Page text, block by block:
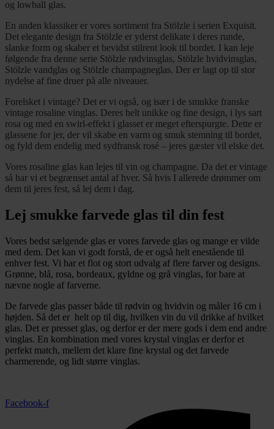
og lowball glas.
En anden klassiker er vores sortiment fra Stölzle i serien Exquisit.
Det elegante design fra Stölzle er yderst delikate i deres runde,
slanke form og skaber et bevidst stilrent look til bordet. I kan leje
følgende fra denne serie Stölzle rødvinsglas, Stölzle hvidvinsglas,
Stölzle vandglas og Stölzle champagneglas. Der er lagt op til stor
nydelse af fine druer på alle niveauer.
Forelsket i vintage? Det er vi også, og især i de smukke franske
vintage rosaline vinglas. Deres helt unikke og fine design, i lys sart
rosa og med en swirl-effekt i glasset er meget efterspurgte. Dette er
glassene for jer, der vil skabe en varm og smuk stemning til bordet,
og fyld dem endelig med sydfransk rosé – jeres gæster vil elske det.
Vores rosaline glas kan lejes til vin og champagne. Da det er vintage
så har vi et begrænset antal af hver. Så hvis I allerede drømmer om
dem til jeres fest, så lej dem i dag.
Lej smukke farvede glas til din fest
Vores bedst sælgende glas er vores farvede glas og mange er vilde
med dem. Det kan vi godt forstå, de er også helt enestående til
enhver fest. Vi har et flot og stort udvalg af flere farver og designs.
Grønne, blå, rosa, bordeaux, gyldne og grå vinglas, for bare at
nævne nogle af farverne.
De farvede glas passer både til rødvin og hvidvin og måler 16 cm i
højden. Så det er helt op til dig, hvilken vin du vil drikke af hvilket
glas. Det er presset glas, og derfor er der mere gods i dem end andre
vinglas. En kombination med vores krystal vinglas er derfor et
perfekt match, mellem det klare fine krystal og det farvede
charmerende, og lidt større vinglas.
Facebook-f